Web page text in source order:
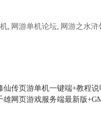
, 网游单机论坛, 网游之水浒
仙传页游单机一键端+教程说
雄网页游戏服务端最新版